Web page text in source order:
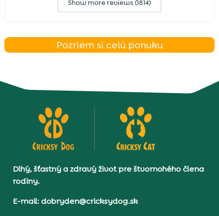
Show more reviews (1814)
Pozriem si celú ponuku
Dlhý, šťastný a zdravý život pre štvornohého člena
rodiny.
E-mail: dobryden@cricksydog.sk